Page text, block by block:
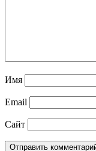
Имя
Email
Сайт